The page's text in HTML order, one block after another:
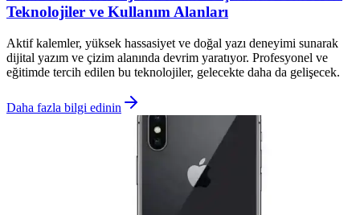
Teknolojiler ve Kullanım Alanları
Aktif kalemler, yüksek hassasiyet ve doğal yazı deneyimi sunarak
dijital yazım ve çizim alanında devrim yaratıyor. Profesyonel ve
eğitimde tercih edilen bu teknolojiler, gelecekte daha da gelişecek.
Daha fazla bilgi edinin